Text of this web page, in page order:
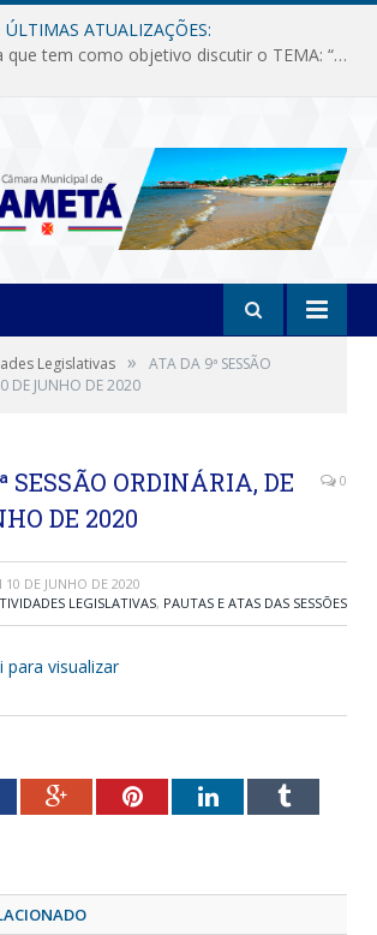
ÚLTIMAS ATUALIZAÇÕES:
Audiência Pública que tem como objetivo discutir o TEMA: “Fornecimento de Energia Elétrica em Debate: Tarifas, Qualidade e Atendimento dos Serviços”
Legislativas »
ATA DA 9ª SESSÃO
DE JUNHO DE 2020
SESSÃO ORDINÁRIA, DE
DE 2020
0
10 DE JUNHO DE 2020
LEGISLATIVAS, PAUTAS E ATAS DAS SESSÕES
para visualizar
Google+PinterestLinkedInTumblr